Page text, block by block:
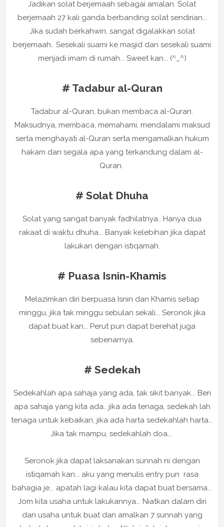
Jadikan solat berjemaah sebagai amalan. Solat
berjemaah 27 kali ganda berbanding solat sendirian...
Jika sudah berkahwin, sangat digalakkan solat
berjemaah.. Sesekali suami ke masjid dan sesekali suami
menjadi imam di rumah... Sweet kan... (^_^)
# Tadabur al-Quran
Tadabur al-Quran, bukan membaca al-Quran.
Maksudnya, membaca, memahami, mendalami maksud
serta menghayati al-Quran serta mengamalkan hukum
hakam dan segala apa yang terkandung dalam al-
Quran.
# Solat Dhuha
Solat yang sangat banyak fadhilatnya.. Hanya dua
rakaat di waktu dhuha... Banyak kelebihan jika dapat
lakukan dengan istiqamah.
# Puasa Isnin-Khamis
Melazimkan diri berpuasa Isnin dan Khamis setiap
minggu, jika tak minggu sebulan sekali... Seronok jika
dapat buat kan... Perut pun dapat berehat juga
sebenarnya.
# Sedekah
Sedekahlah apa sahaja yang ada, tak sikit banyak... Beri
apa sahaja yang kita ada.. jika ada tenaga, sedekah lah
tenaga untuk kebaikan, jika ada harta sedekahlah harta...
Jika tak mampu, sedekahlah doa...
Seronok jika dapat laksanakan sunnah ni dengan
istiqamah kan... aku yang menulis entry pun rasa
bahagia je... apatah lagi kalau kita dapat buat bersama...
Jom kita usaha untuk lakukannya... Niatkan dalam diri
dan usaha untuk buat dan amalkan 7 sunnah yang